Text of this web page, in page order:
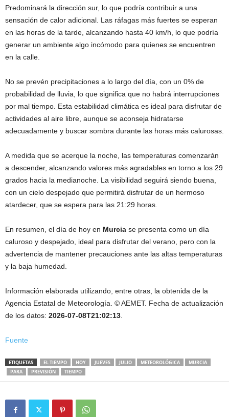
Predominará la dirección sur, lo que podría contribuir a una
sensación de calor adicional. Las ráfagas más fuertes se esperan
en las horas de la tarde, alcanzando hasta 40 km/h, lo que podría
generar un ambiente algo incómodo para quienes se encuentren
en la calle.
No se prevén precipitaciones a lo largo del día, con un 0% de
probabilidad de lluvia, lo que significa que no habrá interrupciones
por mal tiempo. Esta estabilidad climática es ideal para disfrutar de
actividades al aire libre, aunque se aconseja hidratarse
adecuadamente y buscar sombra durante las horas más calurosas.
A medida que se acerque la noche, las temperaturas comenzarán
a descender, alcanzando valores más agradables en torno a los 29
grados hacia la medianoche. La visibilidad seguirá siendo buena,
con un cielo despejado que permitirá disfrutar de un hermoso
atardecer, que se espera para las 21:29 horas.
En resumen, el día de hoy en Murcia se presenta como un día
caluroso y despejado, ideal para disfrutar del verano, pero con la
advertencia de mantener precauciones ante las altas temperaturas
y la baja humedad.
Información elaborada utilizando, entre otras, la obtenida de la
Agencia Estatal de Meteorología. © AEMET. Fecha de actualización
de los datos: 2026-07-08T21:02:13
Fuente
ETIQUETAS EL TIEMPO HOY JUEVES JULIO METEOROLÓGICA
MURCIA
PARA
PREVISIÓN TIEMPO